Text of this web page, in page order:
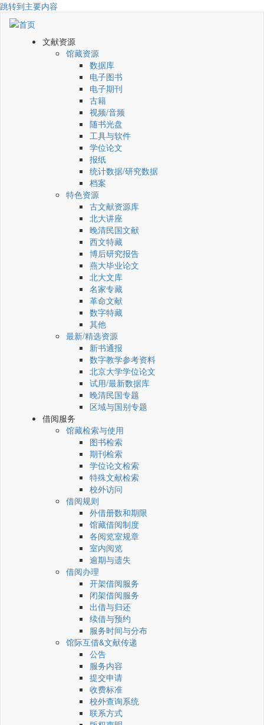
跳转到主要内容
文献资源
馆藏资源
数据库
电子图书
电子期刊
古籍
视频/音频
随书光盘
工具与软件
学位论文
报纸
统计数据/研究数据
档案
特色资源
古文献资源库
北大讲座
晚清民国文献
西文特藏
博后研究报告
燕大毕业论文
北大文库
名家专藏
革命文献
数字特藏
其他
最新/精选资源
新书通报
数字教学参考资料
北京大学学位论文
试用/最新数据库
晚清民国专题
区域与国别专题
借阅服务
馆藏检索与使用
图书检索
期刊检索
学位论文检索
特殊文献检索
校外访问
借阅规则
外借册数和期限
馆藏借阅制度
各阅览室规章
室内阅览
逾期与遗失
借阅办理
开架借阅服务
闭架借阅服务
出借与归还
续借与预约
服务时间与分布
馆际互借&文献传递
公告
服务内容
提交申请
收费标准
校外查询系统
联系方式